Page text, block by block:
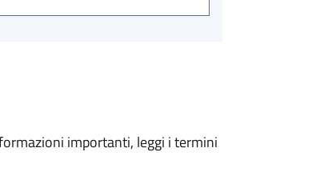
importanti, leggi i termini